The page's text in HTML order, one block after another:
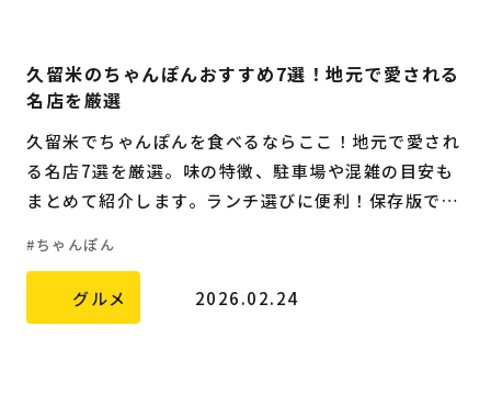
久留米のちゃんぽんおすすめ7選！地元で愛される
名店を厳選
久留米でちゃんぽんを食べるならここ！地元で愛され
る名店7選を厳選。味の特徴、駐車場や混雑の目安も
まとめて紹介します。ランチ選びに便利！保存版で
ちゃんぽん
グルメ 2026.02.24